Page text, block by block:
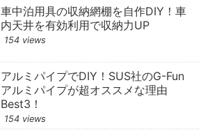
車中泊用具の収納網棚を自作DIY！車
内天井を有効利用で収納力UP
154 views
アルミパイプでDIY！SUS社のG-Fun
アルミパイプが超オススメな理由
Best3！
154 views